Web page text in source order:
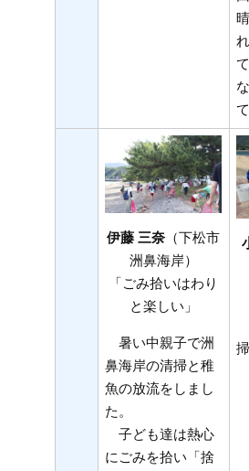
伊藤 三奈 （下松市
洲鼻海岸）
「ごみ拾いはわり
と楽しい」
暑い中親子で洲
鼻海岸の清掃と稚
魚の放流をしまし
た。
子ども達は熱心
にごみを拾い「捨